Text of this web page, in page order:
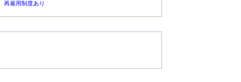
再雇用制度あり